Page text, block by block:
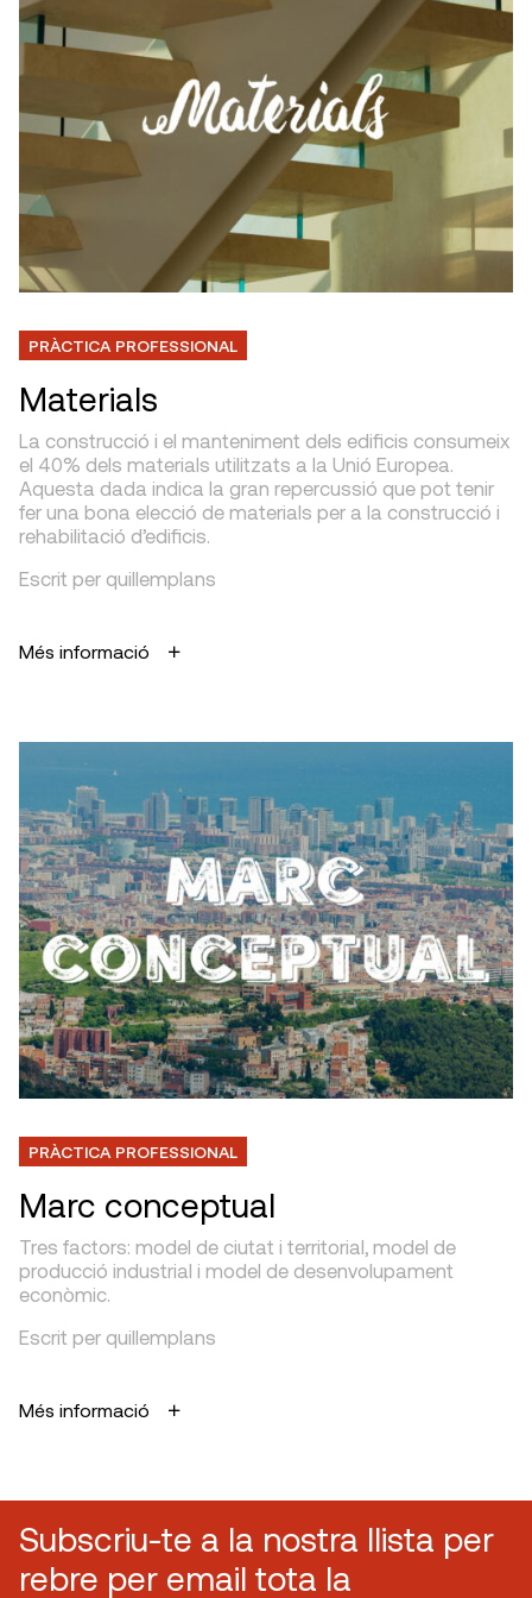
PRÀCTICA PROFESSIONAL
Materials
La construcció i el manteniment dels edificis consumeix
el 40% dels materials utilitzats a la Unió Europea.
Aquesta dada indica la gran repercussió que pot tenir
fer una bona elecció de materials per a la construcció i
rehabilitació d’edificis.
Escrit per quillemplans
Més informació
PRÀCTICA PROFESSIONAL
Marc conceptual
Tres factors: model de ciutat i territorial, model de
producció industrial i model de desenvolupament
econòmic.
Escrit per quillemplans
Més informació
Subscriu-te a la nostra llista per
rebre per email tota la